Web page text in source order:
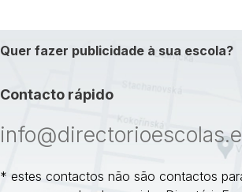
Quer fazer publicidade à sua escola?
Contacto rápido
* estes contactos não são contactos